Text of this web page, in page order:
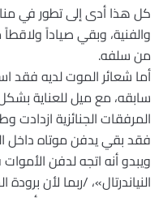
كل هذا أدى إلى تطور في
والفنية، وبقي صياداً
من سلفه.
أما شعائر الموت لديه فقد
سابقه، مع ميل للعناية
المرفقات الجنائزية ازدادت
فقد بقي يدفن موتاه داخل
ويبدو أنه اتجه لدفن
النياندرتال»، /ربما لأن